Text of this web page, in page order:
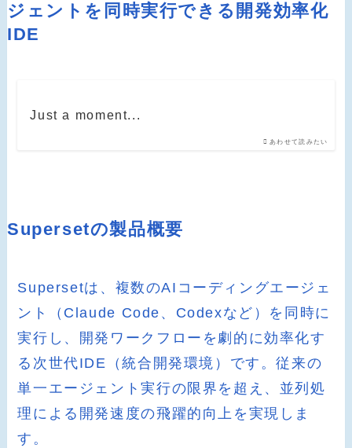
ジェントを同時実行できる開発効率化
IDE
あわせて読みたい
Just a moment...
Supersetの製品概要
Supersetは、複数のAIコーディングエージェ
ント（Claude Code、Codexなど）を同時に
実行し、開発ワークフローを劇的に効率化す
る次世代IDE（統合開発環境）です。従来の
単一エージェント実行の限界を超え、並列処
理による開発速度の飛躍的向上を実現しま
す。